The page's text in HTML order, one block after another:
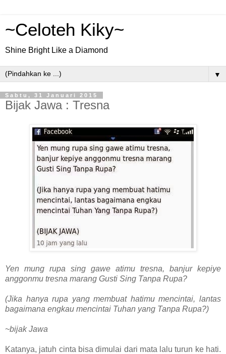
~Celoteh Kiky~
Shine Bright Like a Diamond
▼
Sabtu, 31 Januari 2015
Bijak Jawa : Tresna
Yen mung rupa sing gawe atimu tresna, banjur kepiye
anggonmu tresna marang Gusti Sing Tanpa Rupa?
(Jika hanya rupa yang membuat hatimu mencintai, lantas
bagaimana engkau mencintai Tuhan yang Tanpa Rupa?)
~bijak Jawa
Katanya, jatuh cinta bisa dimulai dari mata lalu turun ke hati.